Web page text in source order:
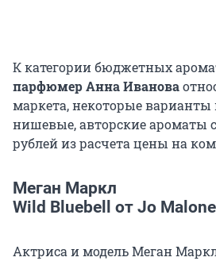
К категории бюджетных
парфюмер Анна Иванова
маркета, некоторые варианты
нишевые, авторские ароматы
рублей из расчета цены на
Меган Маркл
Wild Bluebell от Jo
Актриса и модель Меган